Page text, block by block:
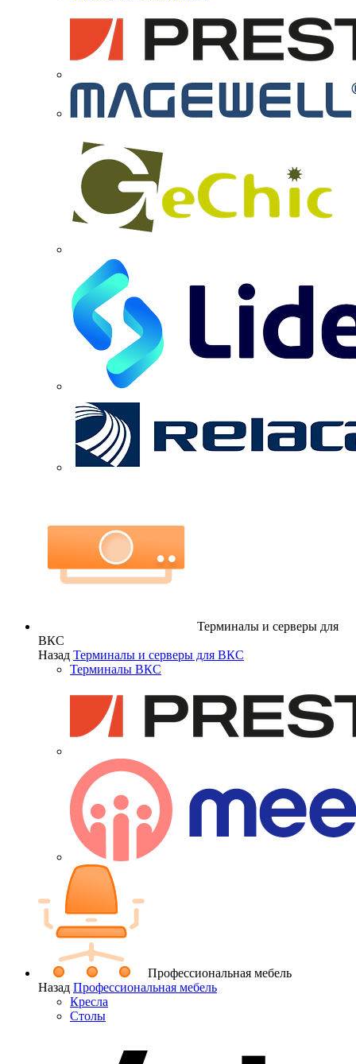
Терминалы и серверы для
ВКС
Назад Терминалы и серверы для ВКС
Терминалы ВКС
Профессиональная мебель
Назад Профессиональная мебель
Кресла
Столы